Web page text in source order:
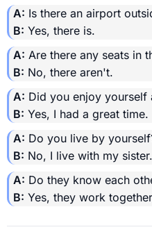
A: Is there an airport
B: Yes, there is.
A: Are there any seats in
B: No, there aren't.
A: Did you enjoy yourself
B: Yes, I had a great time.
A: Do you live by
B: No, I live with my sister.
A: Do they know each
B: Yes, they work